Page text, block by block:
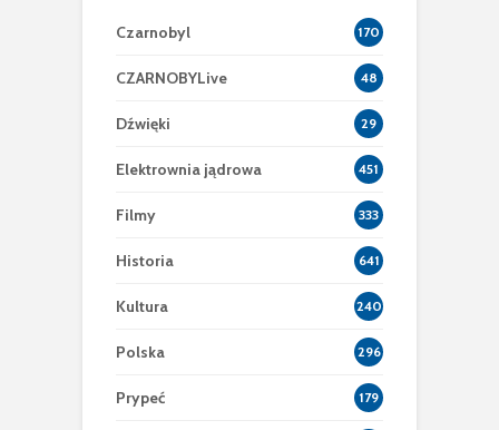
Czarnobyl 170
CZARNOBYLive 48
Dźwięki 29
Elektrownia jądrowa 451
Filmy 333
Historia 641
Kultura 240
Polska 296
Prypeć 179